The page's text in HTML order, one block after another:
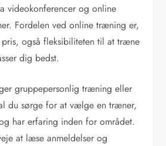
videokonferencer og online
Fordelen ved online træning er,
også fleksibiliteten til at træne
dig bedst.
gruppepersonlig træning eller
du sørge for at vælge en træner,
har erfaring inden for området.
at læse anmeldelser og